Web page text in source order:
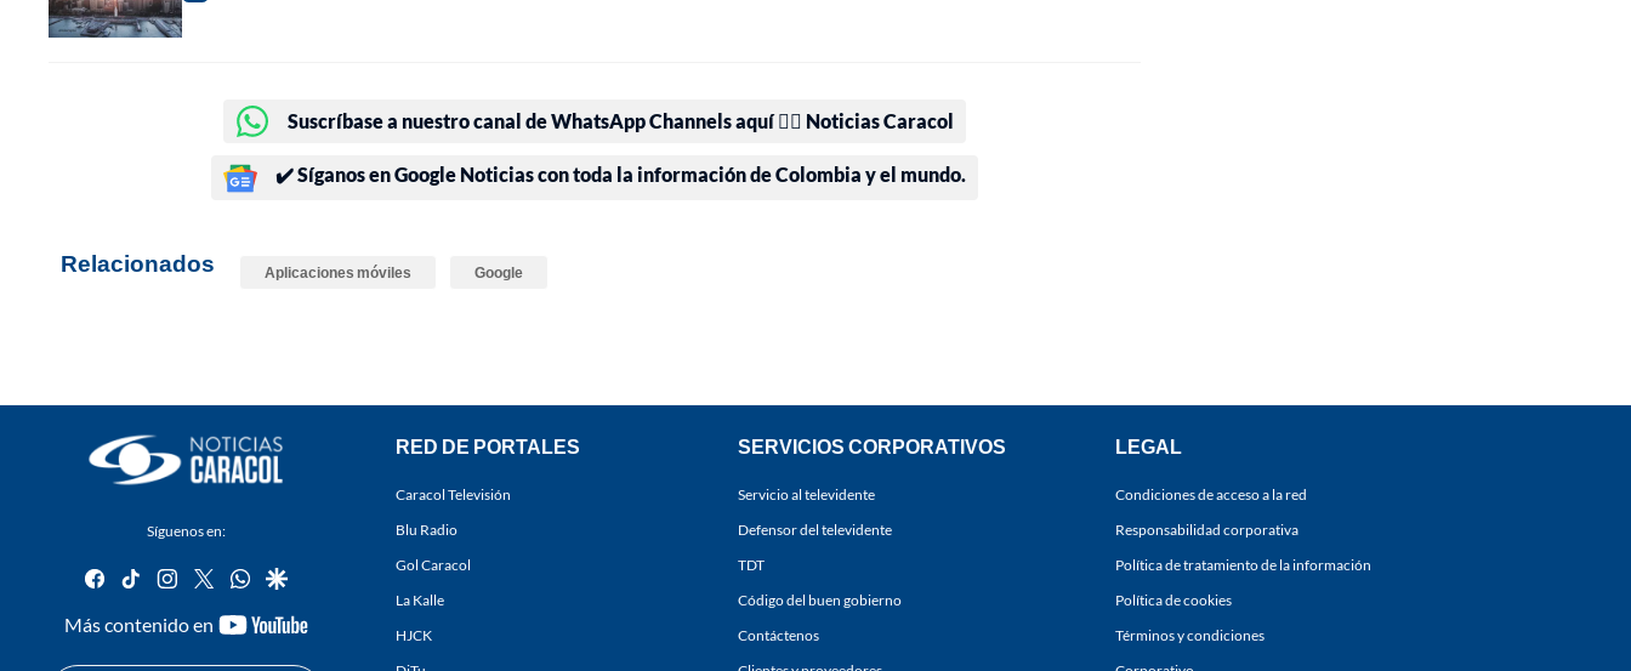
Suscríbase a nuestro canal de WhatsApp Channels aquí 👉🏻 Noticias Caracol
✔️ Síganos en Google Noticias con toda la información de Colombia y el mundo.
Relacionados Aplicaciones móviles Google
Síguenos en:
facebook
tiktok instagram
twitterwhatsapp
google
Más contenido en
youtube-
RED DE PORTALES
Caracol Televisión
Blu Radio
Gol Caracol
La Kalle
HJCK
SERVICIOS CORPORATIVOS
Servicio al televidente
Defensor del televidente
TDT
Código del buen gobierno
Contáctenos
LEGAL
Condiciones de acceso a la red
Responsabilidad corporativa
Política de tratamiento de la información
Política de cookies
Términos y condiciones